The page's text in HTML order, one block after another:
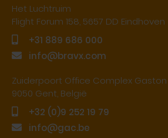
Het Luchtruim
Flight Forum 158, 5657 DD Eindhoven
+31 889 686 000
info@bravx.com
Zuiderpoort Office Complex
9050 Gent, België
+32 (0)9 252 19 79
info@gac.be